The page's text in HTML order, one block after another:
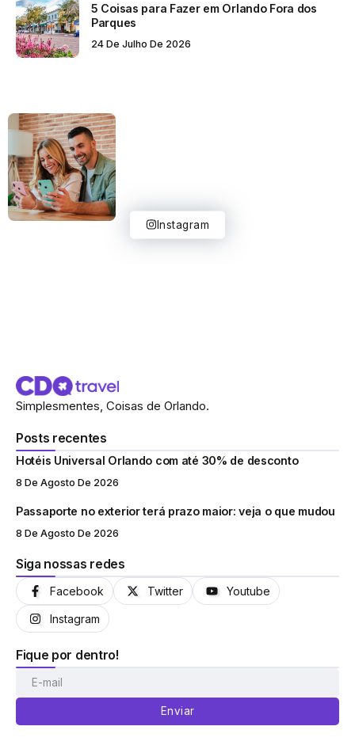
5 Coisas para Fazer em Orlando Fora dos
Parques
24 De Julho De 2026
Instagram
Simplesmentes, Coisas de Orlando.
Posts recentes
Hotéis Universal Orlando com até 30% de desconto
8 De Agosto De 2026
Passaporte no exterior terá prazo maior: veja o que mudou
8 De Agosto De 2026
Siga nossas redes
Facebook Twitter Youtube
Instagram
Fique por dentro!
Enviar